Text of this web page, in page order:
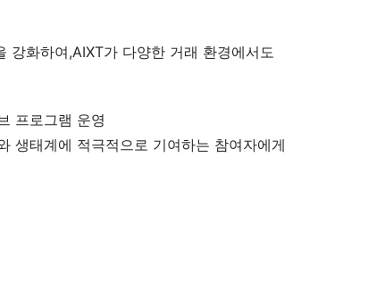
강화하여,AIXT가 다양한 거래 환경에서도
프로그램 운영
생태계에 적극적으로 기여하는 참여자에게